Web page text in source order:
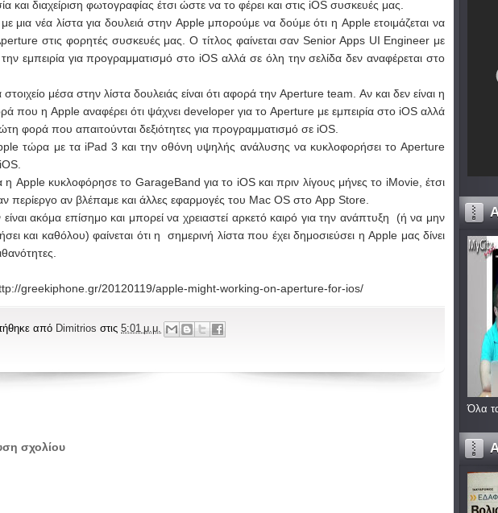
και διαχείριση φωτογραφίας έτσι ώστε να το φέρει και στις iOS συσκευές μας.
μια νέα λίστα για δουλειά στην Apple μπορούμε να δούμε ότι η Apple ετοιμάζεται να
στις φορητές συσκευές μας. Ο τίτλος φαίνεται σαν Senior Apps UI Engineer με
εμπειρία για προγραμματισμό στο iOS αλλά σε όλη την σελίδα δεν αναφέρεται στο
μέσα στην λίστα δουλειάς είναι ότι αφορά την Aperture team. Αν και δεν είναι η
που η Apple αναφέρει ότι ψάχνει developer για το Aperture με εμπειρία στο iOS αλλά
φορά που απαιτούνται δεξιότητες για προγραμματισμό σε iOS.
τώρα με τα iPad 3 και την οθόνη υψηλής ανάλυσης να κυκλοφορήσει το Aperture
Apple κυκλοφόρησε το GarageBand για το iOS και πριν λίγους μήνες το iMovie, έτσι
περίεργο αν βλέπαμε και άλλες εφαρμογές του Mac OS στο App Store.
είναι ακόμα επίσημο και μπορεί να χρειαστεί αρκετό καιρό για την ανάπτυξη (ή να μην
και καθόλου) φαίνεται ότι η σημερινή λίστα που έχει δημοσιεύσει η Apple μας δίνει
greekiphone.gr/20120119/apple-might-working-on-aperture-for-ios/
από Dimitrios στις 5:01 μ.μ.
σχολίου
Όλα